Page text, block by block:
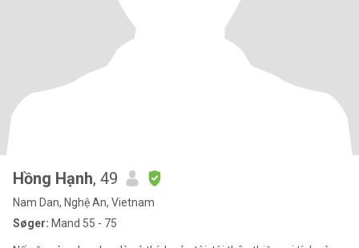
Hồng Hạnh, 49
Nam Dan, Nghệ An, Vietnam
Søger: Mand 55 - 75